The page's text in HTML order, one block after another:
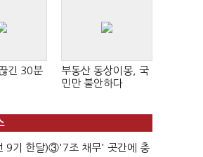
긴 30분
부동산 동상이몽, 국
민만 불안하다
9기 한달)③'7조 채무' 곳간에 충